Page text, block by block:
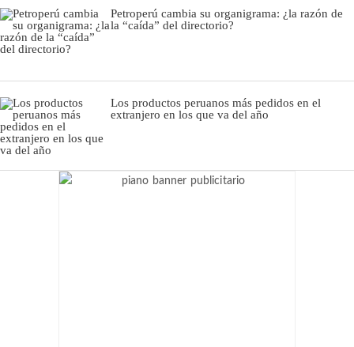
Petroperú cambia su organigrama: ¿la razón de
la “caída” del directorio?
Los productos peruanos más pedidos en el
extranjero en los que va del año